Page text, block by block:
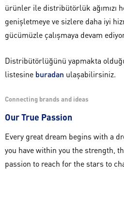
ürünler ile distribütörlük ağımızı
genişletmeye ve sizlere daha iyi
gücümüzle çalışmaya devam
Distribütörlüğünü yapmakta
listesine buradan ulaşabilirsiniz.
Connecting brands and ideas
Our True Passion
Every great dream begins with a
you have within you the strength,
passion to reach for the stars to